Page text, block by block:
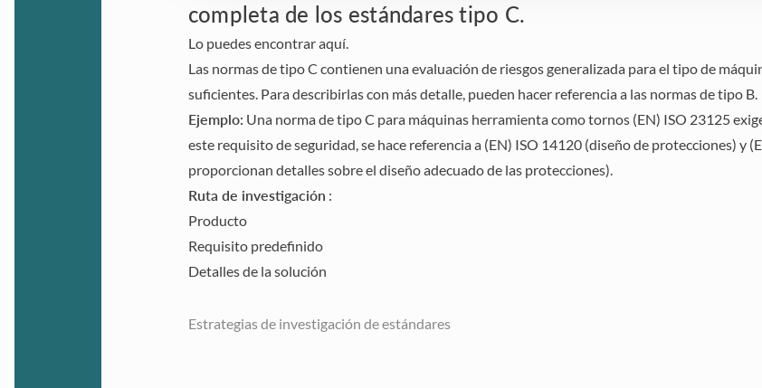
completa de los estándares tipo C.
Lo puedes encontraraquí.
Las normas de tipo C contienen una evaluación de riesgos generalizada para el tipo de
suficientes. Para describirlas con más detalle, pueden hacer referencia a las normas de tipo B.
Ejemplo: Una norma de tipo C para máquinas herramienta como tornos (EN) ISO 23125
este requisito de seguridad, se hace referencia a (EN) ISO 14120 (diseño de protecciones) y
proporcionan detalles sobre el diseño adecuado de las protecciones).
Ruta de investigación :
Producto
Requisito predefinido
Detalles de la solución
Estrategias de investigación de estándares